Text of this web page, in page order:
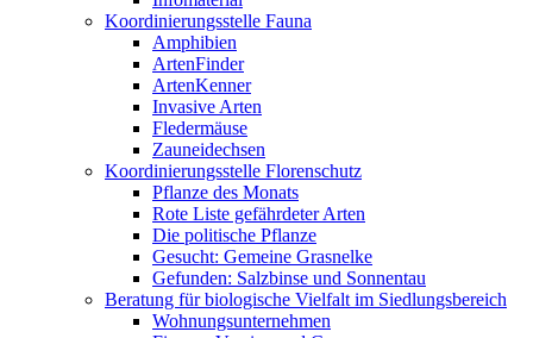
Koordinierungsstelle Fauna
Amphibien
ArtenFinder
ArtenKenner
Invasive Arten
Fledermäuse
Zauneidechsen
Koordinierungsstelle Florenschutz
Pflanze des Monats
Rote Liste gefährdeter Arten
Die politische Pflanze
Gesucht: Gemeine Grasnelke
Gefunden: Salzbinse und Sonnentau
Beratung für biologische Vielfalt im Siedlungsbereich
Wohnungsunternehmen